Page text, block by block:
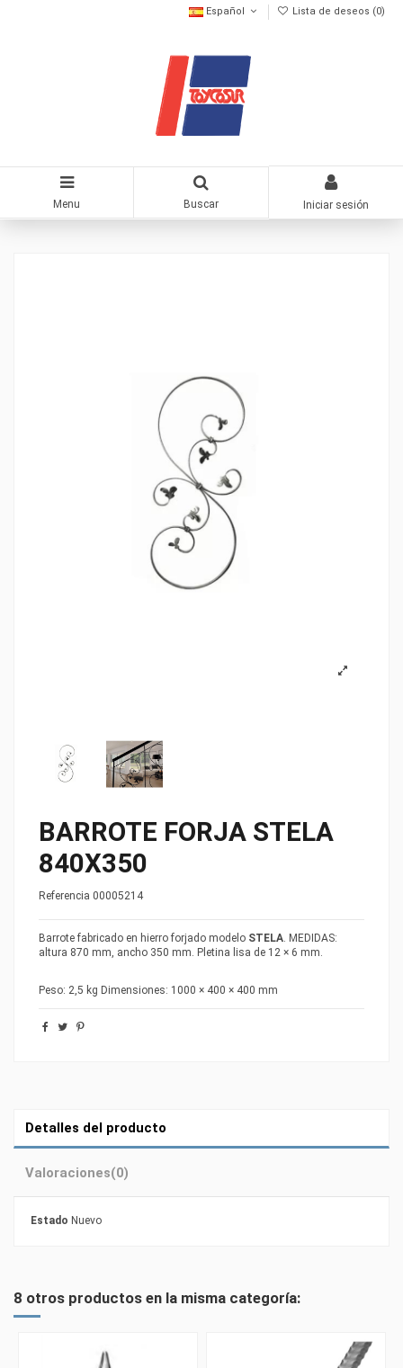
Español Lista de deseos (0)
Menu Buscar Iniciar sesión
BARROTE FORJA STELA
840X350
Referencia 00005214
Barrote fabricado en hierro forjado modelo STELA. MEDIDAS:
altura 870 mm, ancho 350 mm. Pletina lisa de 12 × 6 mm.
Peso: 2,5 kg Dimensiones: 1000 × 400 × 400 mm
Detalles del producto
Valoraciones(0)
Estado Nuevo
8 otros productos en la misma categoría: